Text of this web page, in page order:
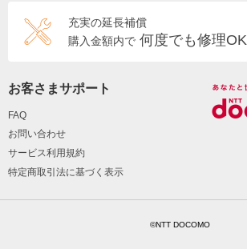
充実の延長補償
購入金額内で 何度でも修理OK
お客さまサポート
FAQ
お問い合わせ
サービス利用規約
特定商取引法に基づく表示
©NTT DOCOMO